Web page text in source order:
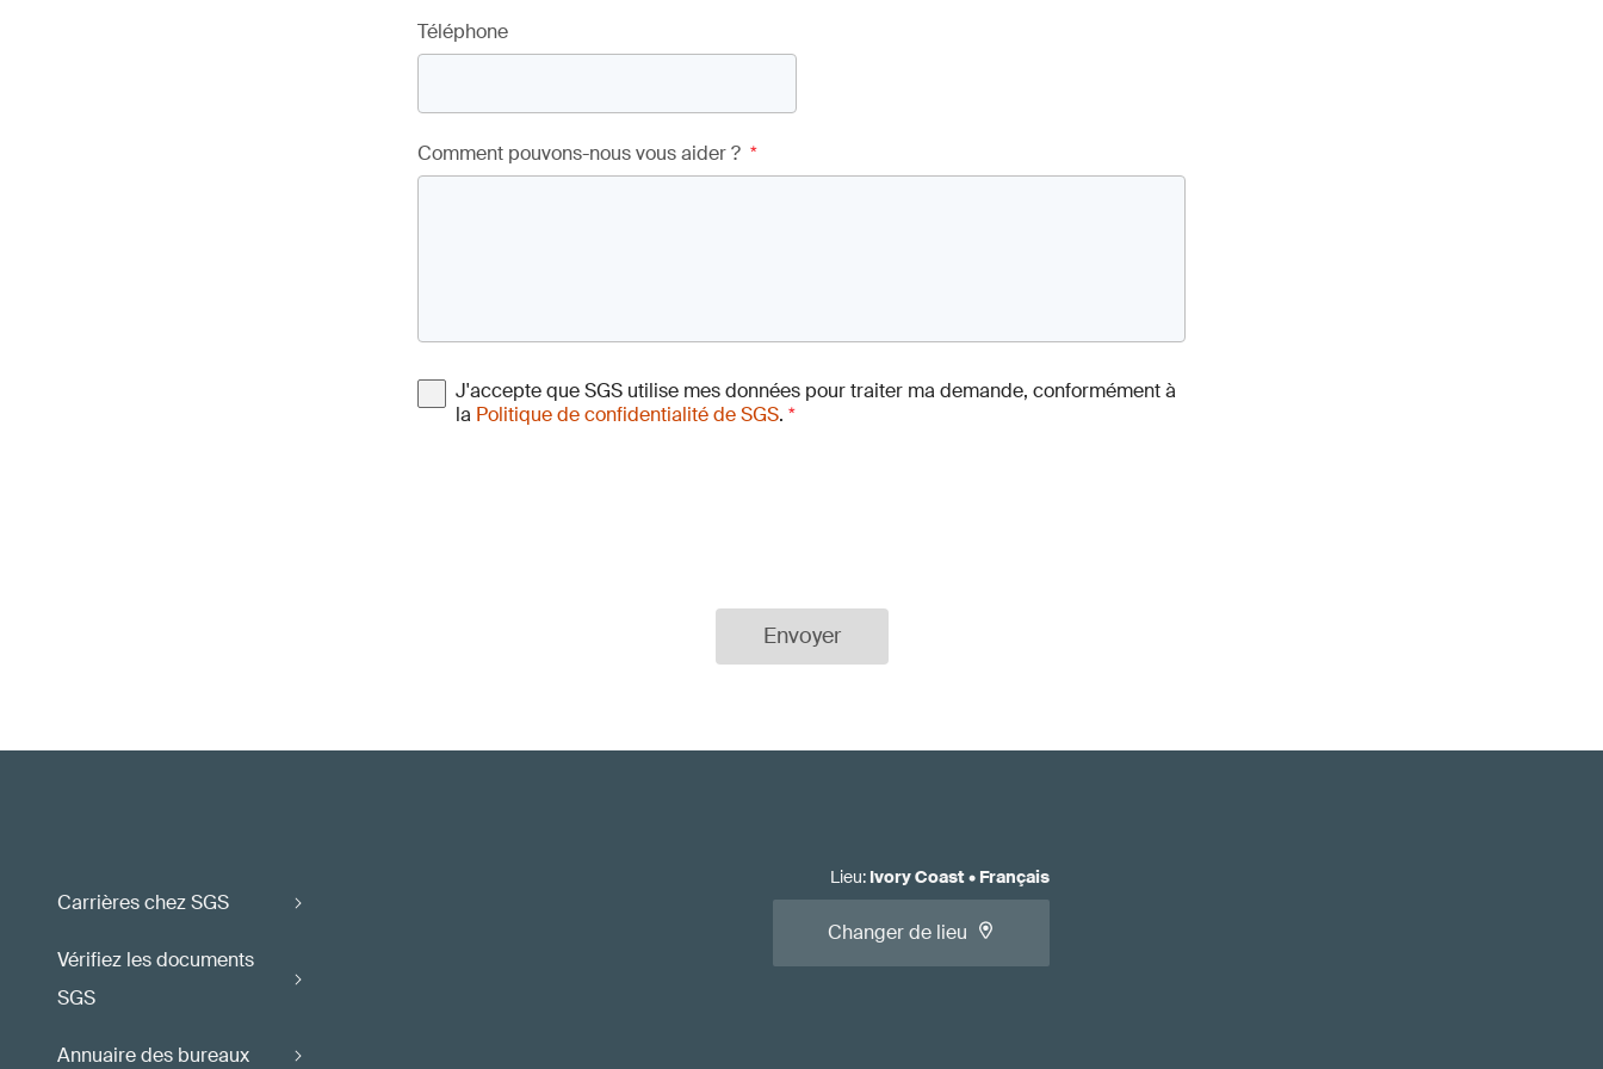
Téléphone
Comment pouvons-nous vous aider ? *
J'accepte que SGS utilise mes données pour traiter ma demande, conformément à
la Politique de confidentialité de SGS. *
Envoyer
Carrières chez SGS
Vérifiez les documents
SGS
Annuaire des bureaux
Lieu: Ivory Coast• Français
Changer de lieu